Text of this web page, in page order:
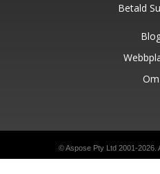
Betald
Om
© Aspose Pty Ltd 2001-2026.